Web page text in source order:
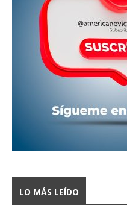
LO MÁS LEÍDO